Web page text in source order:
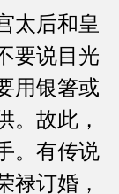
太后和皇
要说目光
用银箸或
。故此，
。有传说
禄订婚，